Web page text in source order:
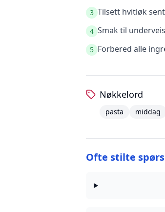
3 Tilsett hvitløk
4 Smak til
5 Forbered alle
Nøkkelord
pasta middag
Ofte stilte